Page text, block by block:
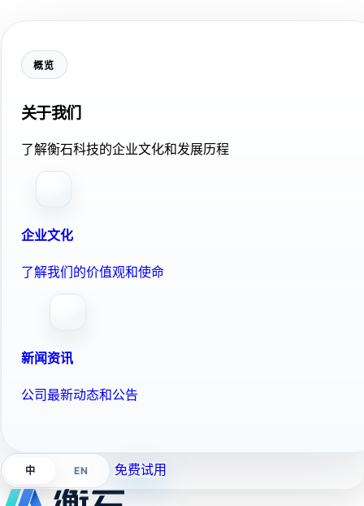
概览
关于我们
了解衡石科技的企业文化和发展历程
企业文化
了解我们的价值观和使命
新闻资讯
公司最新动态和公告
中 EN 免费试用